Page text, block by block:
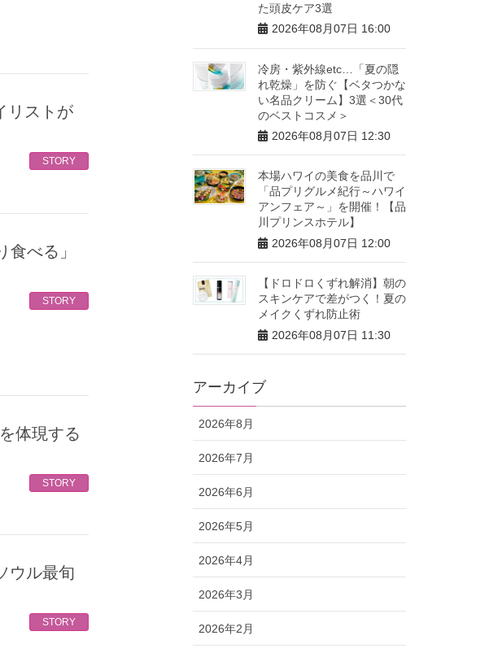
STORY
STORY
STORY
STORY
た頭皮ケア3選
2026年08月07日 16:00
冷房・紫外線etc…「夏の隠
れ乾燥」を防ぐ【ベタつかな
い名品クリーム】3選＜30代
のベストコスメ＞
2026年08月07日 12:30
本場ハワイの美食を品川で
「品プリグルメ紀行～ハワイ
アンフェア～」を開催！【品
川プリンスホテル】
2026年08月07日 12:00
【ドロドロくずれ解消】朝の
スキンケアで差がつく！夏の
メイクくずれ防止術
2026年08月07日 11:30
アーカイブ
2026年8月
2026年7月
2026年6月
2026年5月
2026年4月
2026年3月
2026年2月